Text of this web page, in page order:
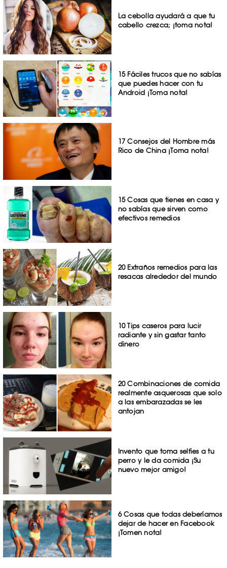
La cebolla ayudará a que tu
cabello crezca; ¡toma nota!
15 Fáciles trucos que no sabías
que puedes hacer con tu
Android ¡Toma nota!
17 Consejos del Hombre más
Rico de China ¡Toma nota!
15 Cosas que tienes en casa y
no sabías que sirven como
efectivos remedios
20 Extraños remedios para las
resacas alrededor del mundo
10 Tips caseros para lucir
radiante y sin gastar tanto
dinero
20 Combinaciones de comida
realmente asquerosas que solo
a las embarazadas se les
antojan
Invento que toma selfies a tu
perro y le da comida ¡Su
nuevo mejor amigo!
6 Cosas que todas deberíamos
dejar de hacer en Facebook
¡Tomen nota!